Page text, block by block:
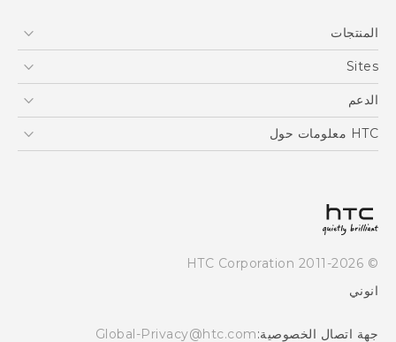
English - User manual
المنتجات
5G
EXODUS
Sites
HTC Dev
الدعم
الدعم
HTC معلومات حول
سياسة الخصوصية
Careers
Security and Privacy Whitepaper
© 2011-2026 HTC Corporation
انوني
جهة اتصال الخصوصية:Global-Privacy@htc.com